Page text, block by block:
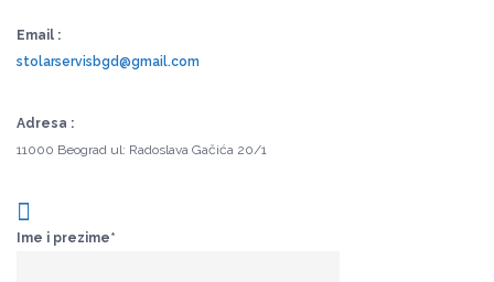
Email :
stolarservisbgd@gmail.com
Adresa :
11000 Beograd ul: Radoslava Gačića 20/1
Ime i prezime*